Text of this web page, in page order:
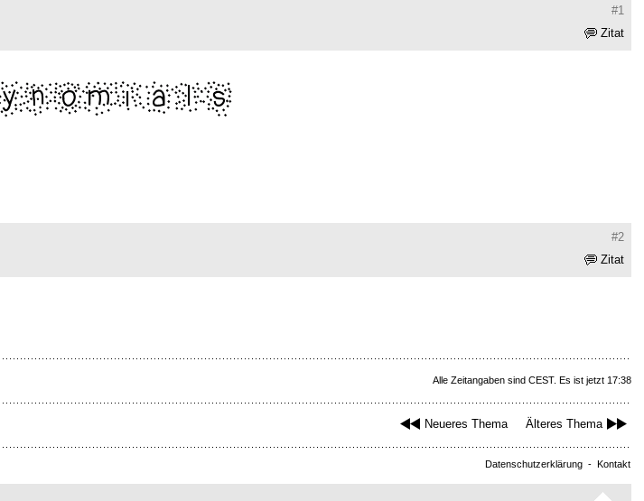
#1
Zitat
#2
Zitat
Alle Zeitangaben sind CEST. Es ist jetzt 17:38
Neueres Thema Älteres Thema
Datenschutzerklärung - Kontakt